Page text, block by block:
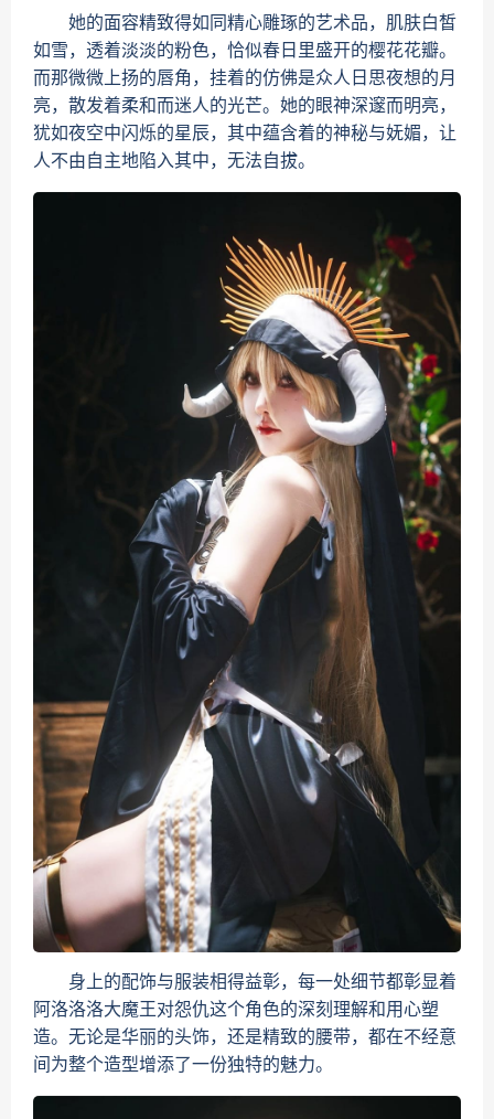
她的面容精致得如同精心雕琢的艺术品，肌肤白皙
如雪，透着淡淡的粉色，恰似春日里盛开的樱花花瓣。
而那微微上扬的唇角，挂着的仿佛是众人日思夜想的月
亮，散发着柔和而迷人的光芒。她的眼神深邃而明亮，
犹如夜空中闪烁的星辰，其中蕴含着的神秘与妩媚，让
人不由自主地陷入其中，无法自拔。
身上的配饰与服装相得益彰，每一处细节都彰显着
阿洛洛洛大魔王对怨仇这个角色的深刻理解和用心塑
造。无论是华丽的头饰，还是精致的腰带，都在不经意
间为整个造型增添了一份独特的魅力。